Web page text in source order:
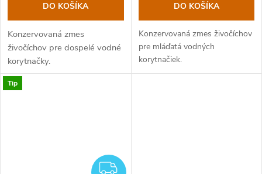
DO KOŠÍKA
Konzervovaná zmes
živočíchov pre dospelé vodné
korytnačky.
DO KOŠÍKA
Konzervovaná zmes živočíchov
pre mláďatá vodných
korytnačiek.
Tip
ZADARMO